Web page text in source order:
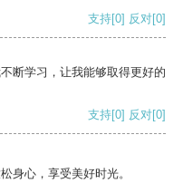
支持[0] 反对[0]
断学习，让我能够取得更好的
支持[0] 反对[0]
身心，享受美好时光。